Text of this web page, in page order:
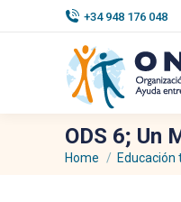
+34 948 176 048
ODS 6; Un
You are here:
Home